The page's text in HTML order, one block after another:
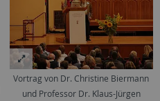
Vortrag von Dr. Christine Biermann
und Professor Dr. Klaus-Jürgen